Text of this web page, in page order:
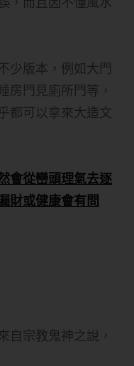
少版本，例如大門
房門見廁所門等，
都可以拿來大造文
會從巒頭理氣去逐
財或健康會有問
自宗教鬼神之說，